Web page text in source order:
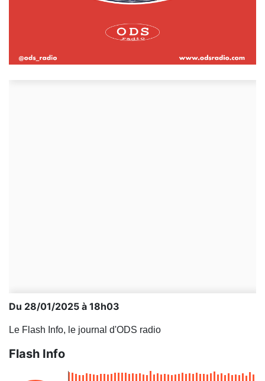
Du 28/01/2025 à 18h03
Le Flash Info, le journal d'ODS radio
Flash Info